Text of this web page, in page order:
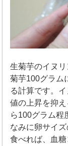
生菊芋のイヌ
菊芋100グラム
る計算です。
値の上昇を抑
ら100グラム程
なみに卵サイ
食べれば、血